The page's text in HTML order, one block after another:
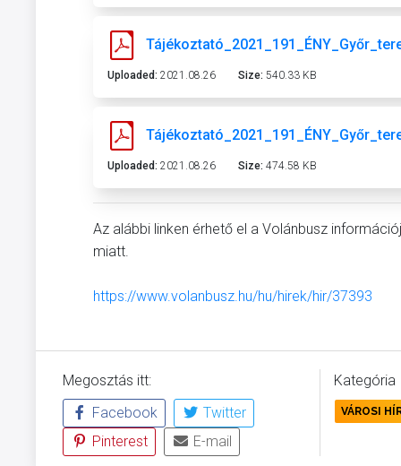
Uploaded: 2021.08.26 Size: 540.33 KB
Uploaded: 2021.08.26 Size: 474.58 KB
Az alábbi linken érhető el a Volánbusz
miatt.
https://www.volanbusz.hu/hu/hirek/hir/37393
Megosztás itt:
Facebook
Twitter
Pinterest
E-mail
Kategória
VÁROSI